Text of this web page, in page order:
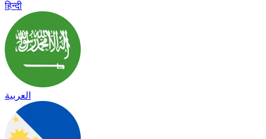
हिन्दी
العربية